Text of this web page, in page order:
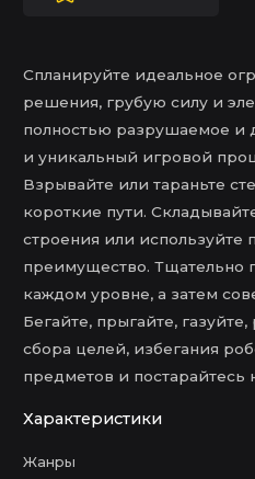
Характеристики
Жанры
Спланируйте идеальное
решения, грубую силу и
полностью разрушаемое и
и уникальный игровой
Взрывайте или тараньте
короткие пути.
строения или используйте
преимущество. Тщательно
каждом уровне, а затем
Бегайте, прыгайте,
сбора целей, избегания
предметов и постарайтесь